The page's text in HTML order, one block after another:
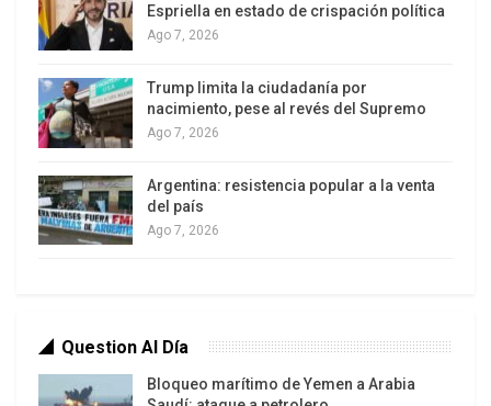
con ese voto tácitamente legitimaron el “primer
golpe de Estado del siglo XXI”.
Durante la visita (15 – 17 de noviembre),
organizada por CODHES y otros organismos de
derechos humanos, la delegación hondureña
conformada por seis integrantes dialogó tanto
con autoridades como con organizaciones
sociales ecuatorianas. ALAI también sostuvo un
Joaquín Mejía, abogado e investigador del Equipo
de Reflexión, Investigación y Comunicación en
Espriella en estado de crispación política
Ago 7, 2026
Trump limita la ciudadanía por
nacimiento, pese al revés del Supremo
Ago 7, 2026
Argentina: resistencia popular a la venta
del país
Ago 7, 2026
Question Al Día
Bloqueo marítimo de Yemen a Arabia